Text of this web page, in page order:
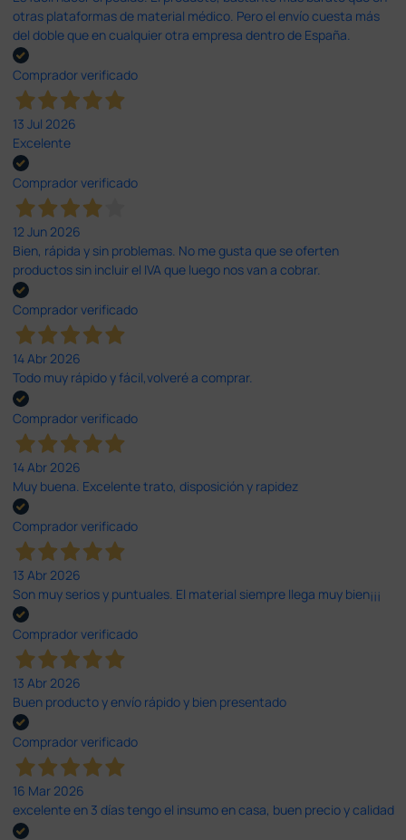
otras plataformas de material médico. Pero el envío cuesta más
del doble que en cualquier otra empresa dentro de España.
Comprador verificado
13 Jul 2026
Excelente
Comprador verificado
12 Jun 2026
Bien, rápida y sin problemas. No me gusta que se oferten
productos sin incluir el IVA que luego nos van a cobrar.
Comprador verificado
14 Abr 2026
Todo muy rápido y fácil,volveré a comprar.
Comprador verificado
14 Abr 2026
Muy buena. Excelente trato, disposición y rapidez
Comprador verificado
13 Abr 2026
Son muy serios y puntuales. El material siempre llega muy bien¡¡¡
Comprador verificado
13 Abr 2026
Buen producto y envío rápido y bien presentado
Comprador verificado
16 Mar 2026
excelente en 3 días tengo el insumo en casa, buen precio y calidad